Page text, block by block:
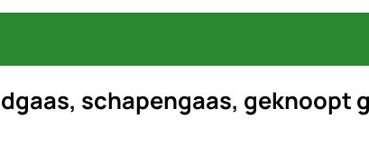
schapengaas, geknoopt